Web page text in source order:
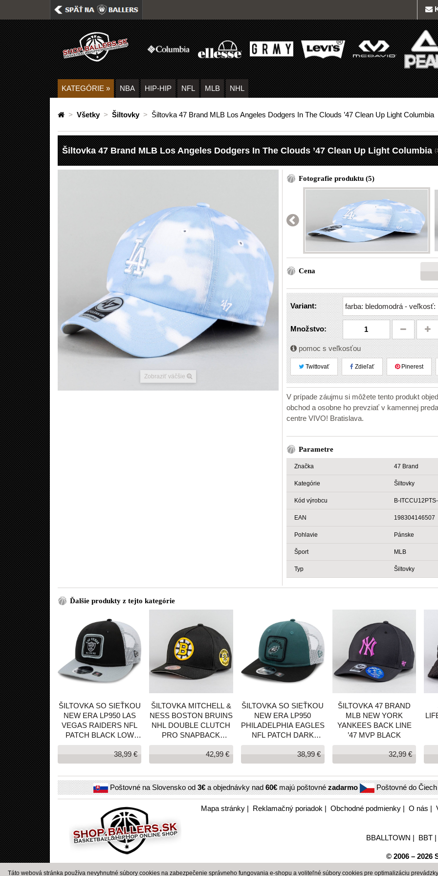
KATEGÓRIE » NBA HIP-HIP NFL MLB NHL
> Všetky > Šiltovky > Šiltovka 47 Brand MLB Los Angeles Dodgers In The Clouds ’47 Clean Up Light Columbia
Šiltovka 47 Brand MLB Los Angeles Dodgers In The Clouds ’47 Clean Up Light Columbia
Zobraziť väčšie
Fotografie produktu (5)
Cena
Variant:
Množstvo:
pomoc s veľkosťou
Twittovať Zdieľať Pinerest
V prípade záujmu si môžete tento produkt
obchod a osobne ho prevziať v kamennej
centre VIVO! Bratislava.
Parametre
Značka 47 Brand
Kategórie Šiltovky
Kód výrobcu B-
EAN 198304146507
Pohlavie Pánske
Šport MLB
Typ Šiltovky
Ďalšie produkty z tejto kategórie
ŠILTOVKA SO SIEŤKOU
NEW ERA LP950 LAS
VEGAS RAIDERS NFL
PATCH BLACK LOW
PROFILE 9FIFTY
SNAPBACK CAP
ČIERNA
38,99 €
ŠILTOVKA MITCHELL &
NESS BOSTON BRUINS
NHL DOUBLE CLUTCH
PRO SNAPBACK
ČIERNA
42,99 €
ŠILTOVKA SO SIEŤKOU
NEW ERA LP950
PHILADELPHIA EAGLES
NFL PATCH DARK
GREEN LOW PROFILE
9FIFTY SNAPBACK CAP
TMAVOZELENÁ
38,99 €
ŠILTOVKA 47 BRAND
MLB NEW YORK
YANKEES BACK LINE
’47 MVP BLACK
32,99 €
Poštovné na Slovensko od3€a objednávky nad60€majú poštovnézadarmo Poštovné do
Mapa stránky| Reklamačný poriadok | Obchodné podmienky| O nás |
BBALLTOWN | BBT
© 2006 – 2026
Táto webová stránka používa nevyhnutné súbory cookies na zabezpečenie správneho fungovania e-shopu a voliteľné súbory cookies pre optimalizáciu